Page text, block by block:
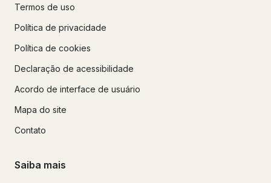
Termos de uso
Política de privacidade
Política de cookies
Declaração de acessibilidade
Acordo de interface de usuário
Mapa do site
Contato
Saiba mais